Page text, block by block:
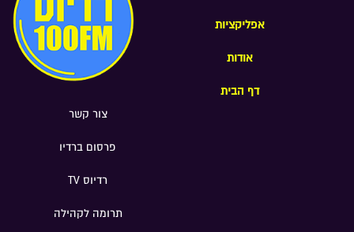
אפליקציות
אודות
דף הבית
צור קשר
פרסום ברדיו
רדיוס TV
תרומה לקהילה